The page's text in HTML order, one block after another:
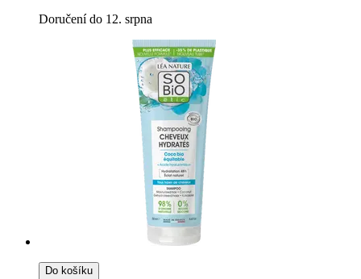
Doručení do 12. srpna
Do košíku